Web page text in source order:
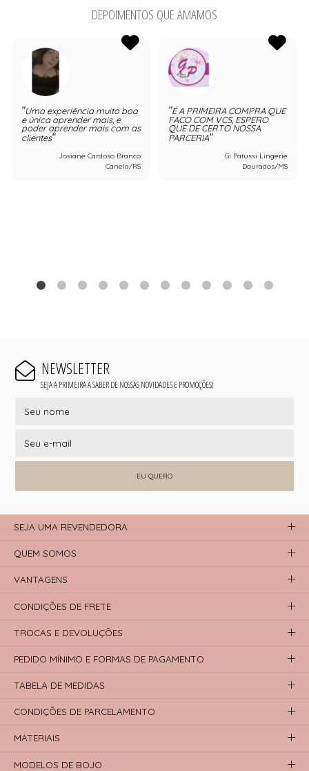
DEPOIMENTOS QUE AMAMOS
Uma experiência muito boa
e única aprender mais, e
poder aprender mais com as
clientes
Josiane Cardoso Branco
Canela/RS
É A PRIMEIRA COMPRA QUE
FACO COM VCS, ESPERO
QUE DE CERTO NOSSA
PARCERIA
Gi Patussi Lingerie
Dourados/MS
NEWSLETTER
SEJA A PRIMEIRA A SABER DE NOSSAS NOVIDADES E PROMOÇÕES!
EU QUERO
SEJA UMA REVENDEDORA
QUEM SOMOS
VANTAGENS
CONDIÇÕES DE FRETE
TROCAS E DEVOLUÇÕES
PEDIDO MÍNIMO E FORMAS DE PAGAMENTO
TABELA DE MEDIDAS
CONDIÇÕES DE PARCELAMENTO
MATERIAIS
MODELOS DE BOJO